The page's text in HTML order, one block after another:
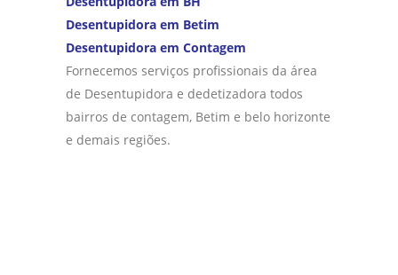
Desentupidora em Betim
Desentupidora em Contagem
Fornecemos serviços profissionais da área
de Desentupidora e dedetizadora todos
bairros de contagem, Betim e belo horizonte
e demais regiões.